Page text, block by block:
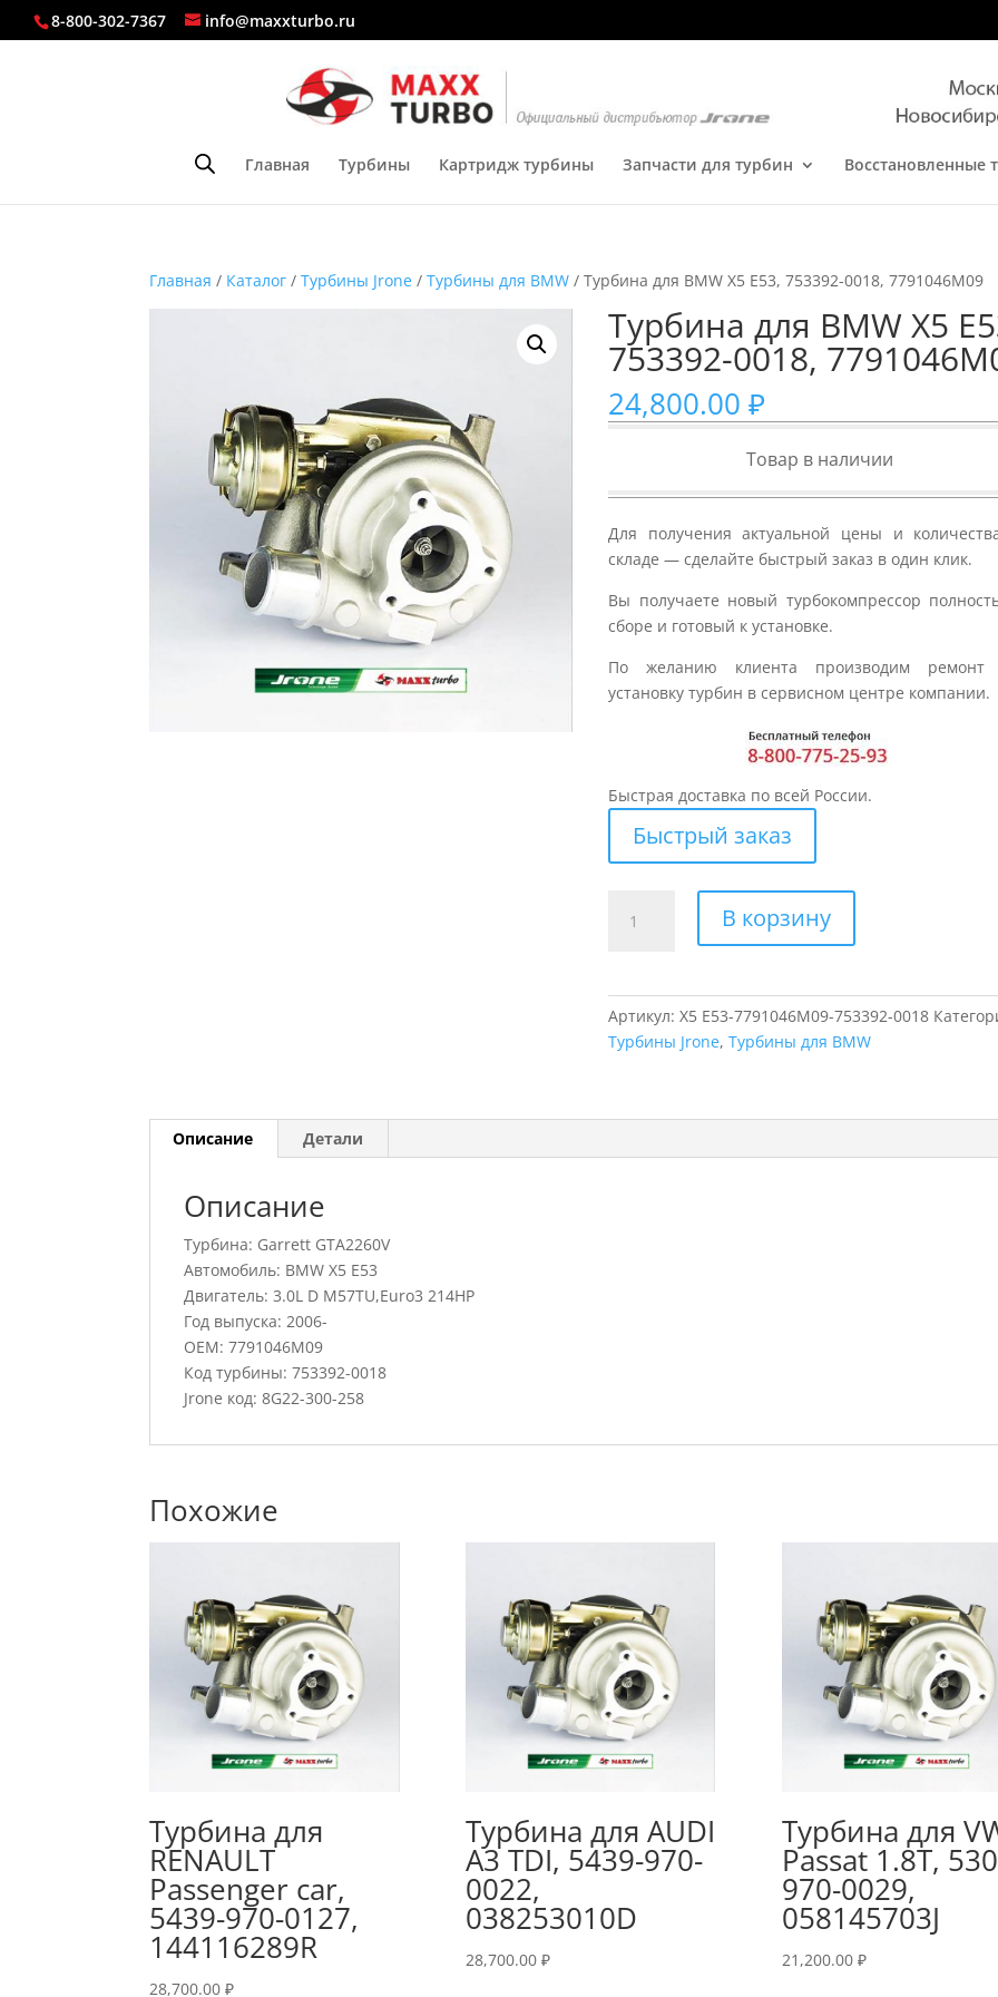
8-800-302-7367 info@maxxturbo.ru
Главная Турбины Картридж турбины Запчасти для турбин Восстановленные
Главная / Каталог /Турбины Jrone /Турбины для BMW / Турбина для BMW X5 E53, 753392-0018, 7791046M09
Турбина для BMW X5
753392-0018,
24,800.00₽
Товар в наличии
Для получения актуальной цены и
складе — сделайте быстрый заказ в один клик.
Вы получаете новый турбокомпрессор
сборе и готовый к установке.
По желанию клиента производим ремонт
установку турбин в сервисном центре компании.
Быстрая доставка по всей России.
Быстрый заказ
товара
X5
E53,
В корзину
Артикул:X5 E53-7791046M09-753392-0018
Турбины Jrone,Турбины для BMW
Описание Детали
Описание
Турбина: Garrett GTA2260V
Автомобиль: BMW X5 E53
Двигатель: 3.0L D M57TU,Euro3 214HP
Год выпуска: 2006-
OEM: 7791046M09
Код турбины: 753392-0018
Jrone код: 8G22-300-258
Похожие
Турбина для
RENAULT
Passenger car,
5439-970-0127,
144116289R
28,700.00₽
Турбина для AUDI
A3 TDI, 5439-970-
0022,
038253010D
28,700.00 ₽
Турбина для
Passat 1.8T,
970-0029,
058145703J
21,200.00 ₽